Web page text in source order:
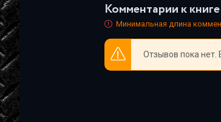
Комментарии к книге
Минимальная длина
Отзывов пока